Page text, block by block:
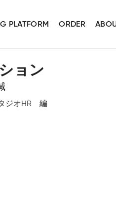
PLATFORM ORDER
ョン
ジオHR 編